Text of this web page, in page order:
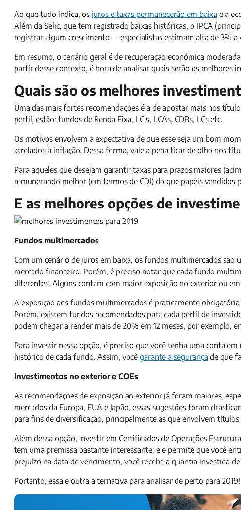
Ao que tudo indica, os juros e taxas permanecerão em baixa e a
Além da Selic, que tem registrado baixas históricas, o IPCA
registrar algum crescimento — especialistas estimam alta de 3% a
Em resumo, o cenário geral é de recuperação econômica
partir desse contexto, é hora de analisar quais serão os melhores
Quais são os melhores
Uma das mais fortes recomendações é a de apostar mais nos
perfil, estão: fundos de Renda Fixa, LCIs, LCAs, CDBs, LCs etc.
Os motivos envolvem a expectativa de que esse seja um bom
atrelados à inflação. Dessa forma, vale a pena ficar de olho nos
Para aqueles que desejam garantir taxas para prazos maiores
remunerando melhor (em termos de CDI) do que papéis vendidos
E as melhores opções de
Fundos multimercados
Com um cenário de juros em baixa, os fundos multimercados
mercado financeiro. Porém, é preciso notar que cada fundo
diferentes. Alguns contam com maior exposição no exterior ou em
A exposição aos fundos multimercados é praticamente
Porém, existem fundos recomendados para cada perfil de
podem chegar a render mais de 20% em 12 meses, por exemplo,
Para investir nessa opção, é preciso que você tenha uma conta
histórico de cada fundo. Assim, você garante a segurança de que
Investimentos no exterior e COEs
As recomendações de exposição ao exterior já foram maiores,
mercados da Europa, EUA e Japão, essas sugestões foram
para fins de diversificação, principalmente as que envolvem
Além dessa opção, investir em Certificados de Operações
tem uma premissa bastante interessante: ele permite que você
prejuízo na data de vencimento, você recebe a quantia investida
Portanto, essa é outra alternativa para analisar de perto para 2019!